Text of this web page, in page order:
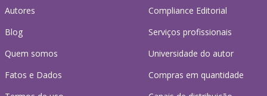
Autores
Blog
Quem somos
Fatos e Dados
Compliance Editorial
Serviços profissionais
Universidade do autor
Compras em quantidade